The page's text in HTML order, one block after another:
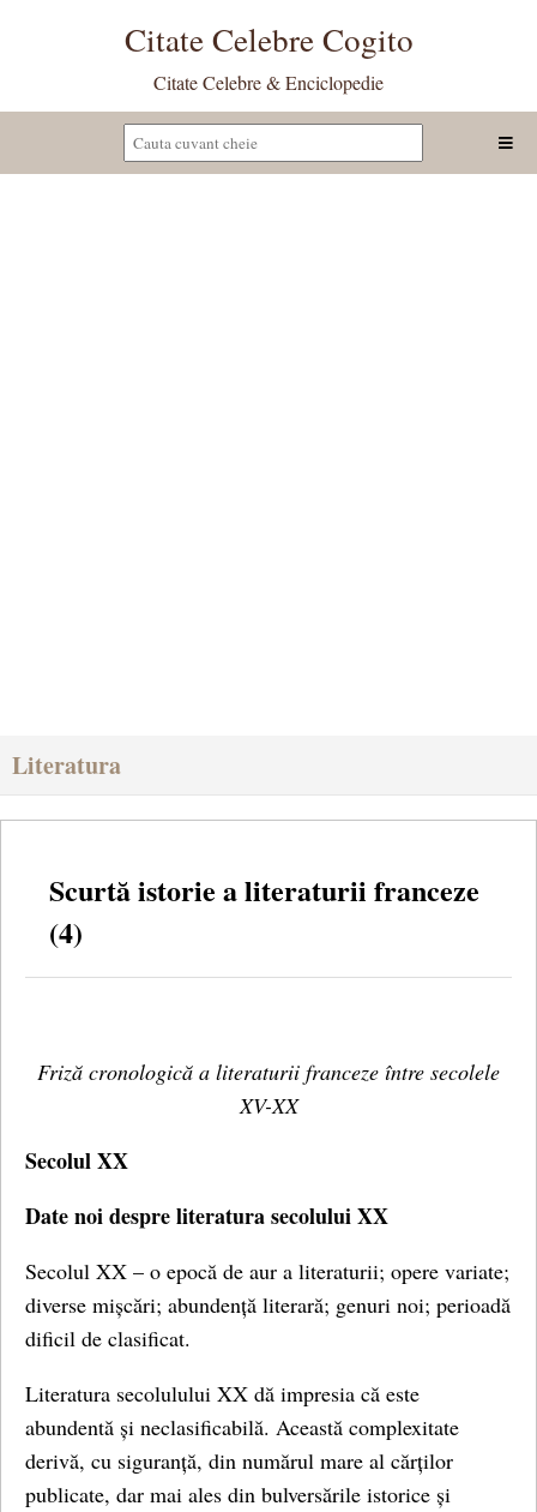
Citate Celebre Cogito
Citate Celebre & Enciclopedie
Literatura
Scurtă istorie a literaturii franceze
(4)
Friză cronologică a literaturii franceze între secolele
XV-XX
Secolul XX
Date noi despre literatura secolului XX
Secolul XX – o epocă de aur a literaturii; opere variate;
diverse mișcări; abundență literară; genuri noi; perioadă
dificil de clasificat.
Literatura secolulului XX dă impresia că este
abundentă și neclasificabilă. Această complexitate
derivă, cu siguranță, din numărul mare al cărților
publicate, dar mai ales din bulversările istorice și